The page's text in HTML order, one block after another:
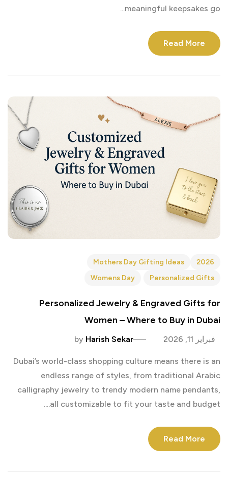
meaningful keepsakes go...
Read More
2026
Mothers Day Gifting Ideas
Personalized Gifts
Womens Day
Personalized Jewelry & Engraved Gifts for
Women – Where to Buy in Dubai
فبراير 11, 2026 by Harish Sekar
Dubai’s world-class shopping culture means there is an
endless range of styles, from traditional Arabic
calligraphy jewelry to trendy modern name pendants,
all customizable to fit your taste and budget....
Read More